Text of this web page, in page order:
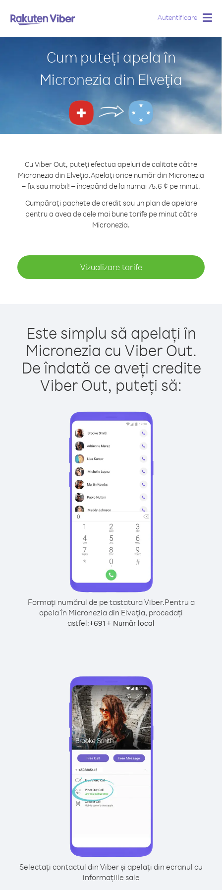
Autentificare
Cum puteți apela în
Micronezia din Elveţia
Cu Viber Out, puteți efectua apeluri de calitate către
Micronezia din Elveţia.Apelați orice număr din Micronezia
– fix sau mobil! – începând de la numai 75.6 ¢ pe minut.
Cumpărați pachete de credit sau un plan de apelare
pentru a avea de cele mai bune tarife pe minut către
Micronezia.
Vizualizare tarife
Este simplu să apelați în
Micronezia cu Viber Out.
De îndată ce aveți credite
Viber Out, puteți să:
Formați numărul de pe tastatura Viber.Pentru a
apela în Micronezia din Elveţia, procedați
astfel:+691 + Număr local
Selectați contactul din Viber și apelați din ecranul cu
informațiile sale